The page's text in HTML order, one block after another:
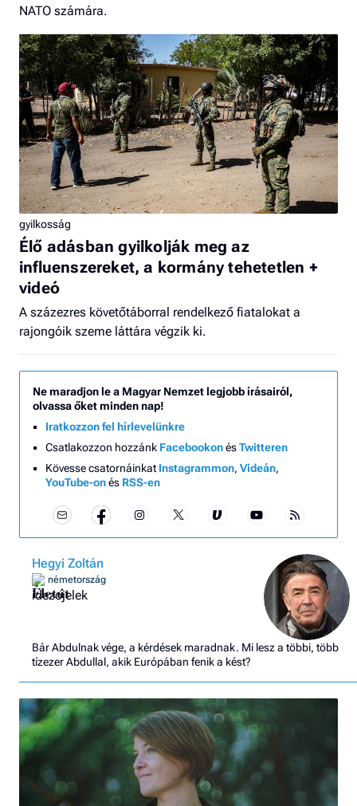
NATO számára.
gyilkosság
Élő adásban gyilkolják meg az
influenszereket, a kormány tehetetlen +
videó
A százezres követőtáborral rendelkező fiatalokat a
rajongóik szeme láttára végzik ki.
Ne maradjon le a Magyar Nemzet legjobb írásairól,
olvassa őket minden nap!
Iratkozzon fel hírlevelünkre
Csatlakozzon hozzánk FacebookonésTwitteren
Kövesse csatornáinkat Instagrammon, Videán,
YouTube-onés RSS-en
Hegyi Zoltán
németország
Életút
Bár Abdulnak vége, a kérdések maradnak. Mi lesz a többi, több
tízezer Abdullal, akik Európában fenik a kést?